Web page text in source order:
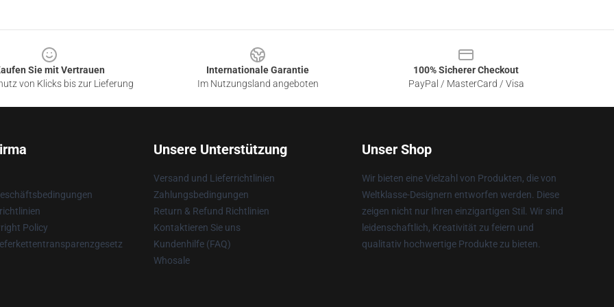
Sie mit Vertrauen
von Klicks bis zur Lieferung
Internationale Garantie
Im Nutzungsland angeboten
100% Sicherer Checkout
PayPal / MasterCard / Visa
Policy
Unsere Unterstützung
Versand und Lieferrichtlinien
Zahlungsbedingungen
Return & Refund Richtlinien
Kontaktieren Sie uns
Kundenhilfe (FAQ)
Whosale
Unser Shop
Wir bieten eine Vielzahl von Produkten, die von
Weltklasse-Designern entworfen werden. Diese
zeigen nicht nur Ihren einzigartigen Stil. Wir sind
leidenschaftlich, Kreativität zu feiern und
qualitativ hochwertige Produkte zu bieten.